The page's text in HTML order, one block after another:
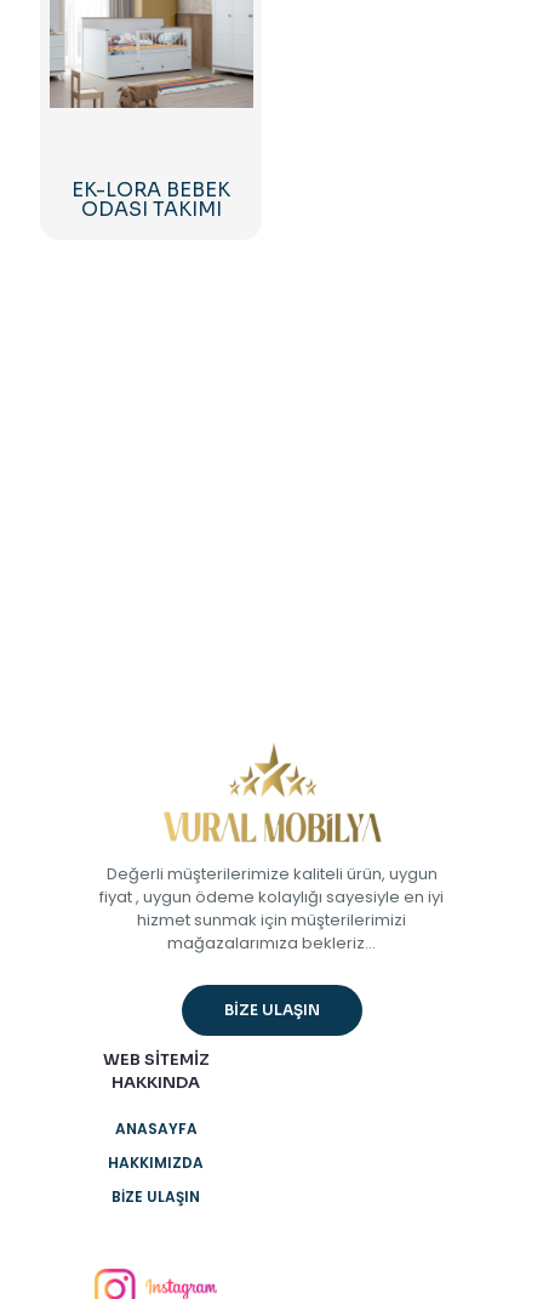
EK-LORA BEBEK
ODASI TAKIMI
Değerli müşterilerimize kaliteli ürün, uygun
fiyat , uygun ödeme kolaylığı sayesiyle en iyi
hizmet sunmak için müşterilerimizi
mağazalarımıza bekleriz...
BİZE ULAŞIN
WEB SİTEMİZ
HAKKINDA
ANASAYFA
HAKKIMIZDA
BİZE ULAŞIN